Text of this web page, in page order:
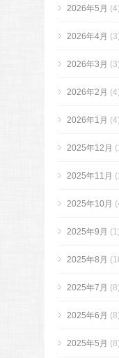
2026年5月 (4)
2026年4月 (3)
2026年3月 (3)
2026年2月 (4)
2026年1月 (4)
2025年12月
2025年11月
2025年10月
2025年9月 (1)
2025年8月
2025年7月 (8)
2025年6月 (8)
2025年5月 (8)